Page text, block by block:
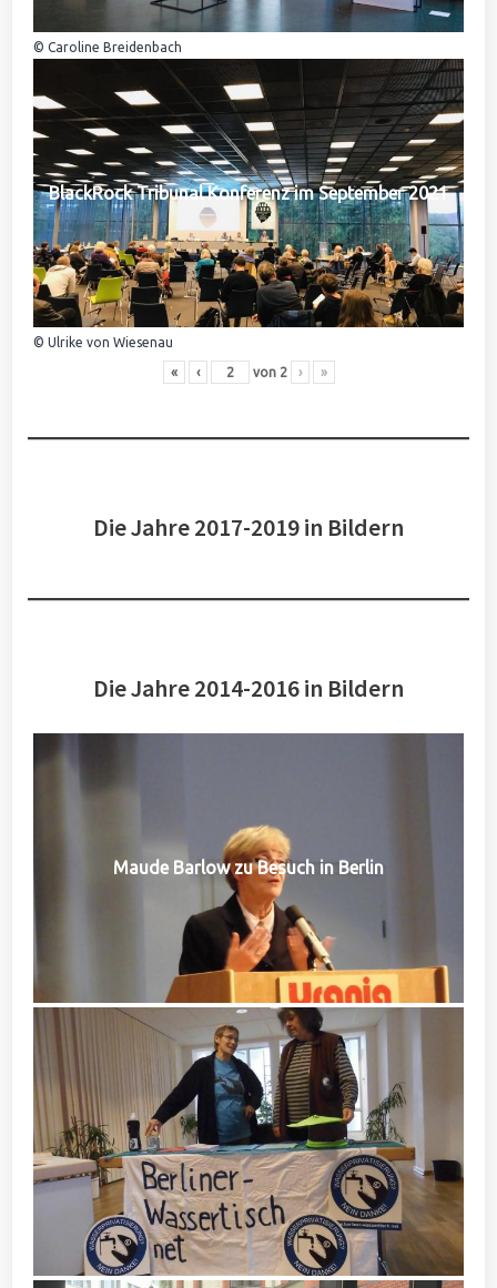
© Caroline Breidenbach
BlackRock Tribunal Konferenz im September 2021
© Ulrike von Wiesenau
« ‹ von 2 › »
Die Jahre 2017-2019 in Bildern
Die Jahre 2014-2016 in Bildern
Maude Barlow zu Besuch in Berlin